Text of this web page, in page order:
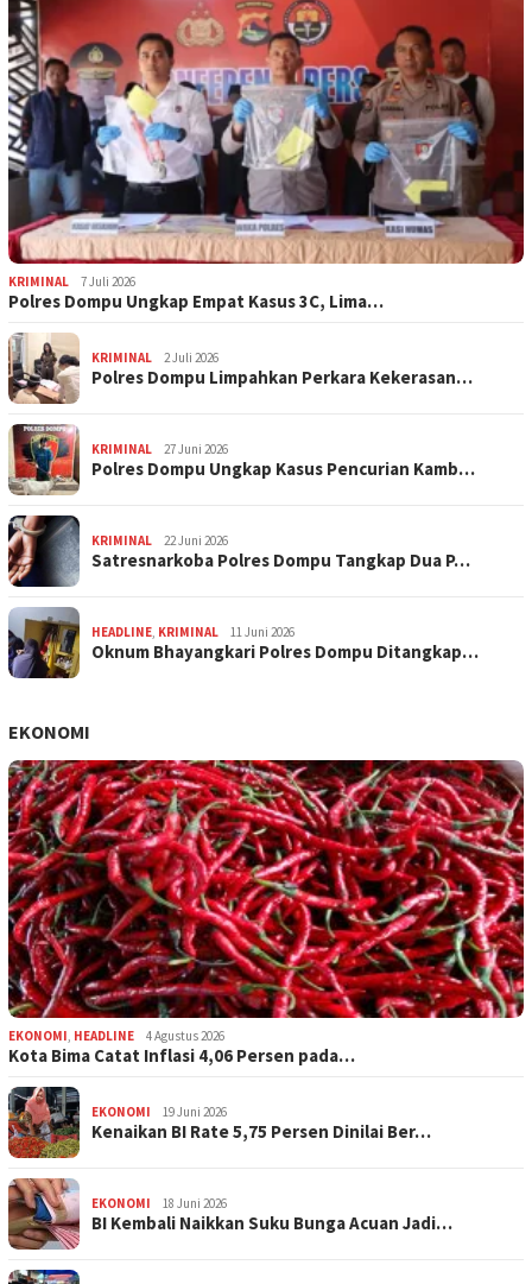
KRIMINAL 7 Juli 2026
Polres Dompu Ungkap Empat Kasus 3C, Lima…
KRIMINAL 2 Juli 2026
Polres Dompu Limpahkan Perkara Kekerasan…
KRIMINAL 27 Juni 2026
Polres Dompu Ungkap Kasus Pencurian Kamb…
KRIMINAL 22 Juni 2026
Satresnarkoba Polres Dompu Tangkap Dua P…
HEADLINE KRIMINAL 11 Juni 2026
Oknum Bhayangkari Polres Dompu Ditangkap…
EKONOMI
EKONOMI HEADLINE 4 Agustus 2026
Kota Bima Catat Inflasi 4,06 Persen pada…
EKONOMI 19 Juni 2026
Kenaikan BI Rate 5,75 Persen Dinilai Ber…
EKONOMI 18 Juni 2026
BI Kembali Naikkan Suku Bunga Acuan Jadi…